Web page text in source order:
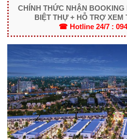
CHÍNH THỨC NHẬN
BIỆT THỰ + HỖ TRỢ XEM
☎ Hotline 24/7 :